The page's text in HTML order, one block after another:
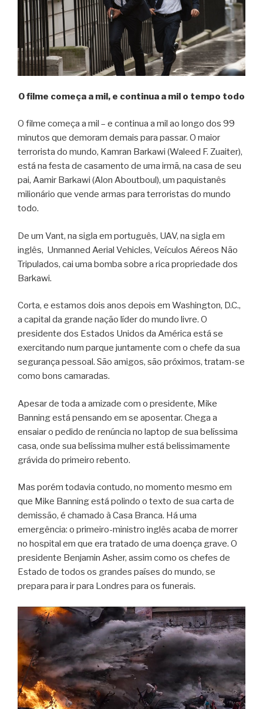
O filme começa a mil, e continua a mil o tempo todo
O filme começa a mil – e continua a mil ao longo dos 99
minutos que demoram demais para passar. O maior
terrorista do mundo, Kamran Barkawi (Waleed F. Zuaiter),
está na festa de casamento de uma irmã, na casa de seu
pai, Aamir Barkawi (Alon Aboutboul), um paquistanês
milionário que vende armas para terroristas do mundo
todo.
De um Vant, na sigla em português, UAV, na sigla em
inglês, Unmanned Aerial Vehicles, Veículos Aéreos Não
Tripulados, cai uma bomba sobre a rica propriedade dos
Barkawi.
Corta, e estamos dois anos depois em Washington, D.C.,
a capital da grande nação líder do mundo livre. O
presidente dos Estados Unidos da América está se
exercitando num parque juntamente com o chefe da sua
segurança pessoal. São amigos, são próximos, tratam-se
como bons camaradas.
Apesar de toda a amizade com o presidente, Mike
Banning está pensando em se aposentar. Chega a
ensaiar o pedido de renúncia no laptop de sua belíssima
casa, onde sua belíssima mulher está belissimamente
grávida do primeiro rebento.
Mas porém todavia contudo, no momento mesmo em
que Mike Banning está polindo o texto de sua carta de
demissão, é chamado à Casa Branca. Há uma
emergência: o primeiro-ministro inglês acaba de morrer
no hospital em que era tratado de uma doença grave. O
presidente Benjamin Asher, assim como os chefes de
Estado de todos os grandes países do mundo, se
prepara para ir para Londres para os funerais.